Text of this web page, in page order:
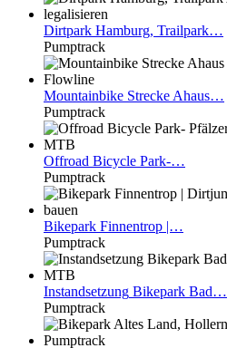
Dirtpark Hamburg, Trailpark…
Pumptrack
Mountainbike Strecke Ahaus…
Pumptrack
Offroad Bicycle Park-…
Pumptrack
Bikepark Finnentrop |…
Pumptrack
Instandsetzung Bikepark Bad…
Pumptrack